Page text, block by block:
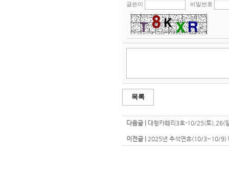
글쓴이 비밀번호
목록
다음글 | 대형카훼리3호-10/25(토),26(
이전글 | 2025년 추석연휴(10/3~10/9)